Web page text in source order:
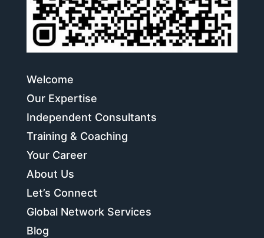
Welcome
Our Expertise
Independent Consultants
Training & Coaching
Your Career
About Us
Let’s Connect
Global Network Services
Blog